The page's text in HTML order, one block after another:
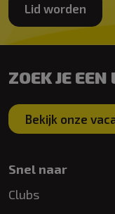
Lid worden
ZOEK JE
Bekijk onze
Snel naar
Clubs